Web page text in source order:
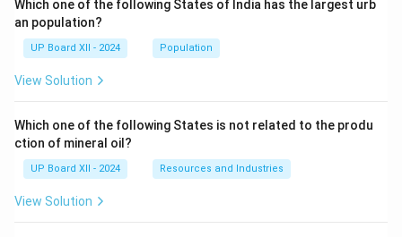
Which one of the following States of India has the largest urb
an population?
UP Board XII - 2024 Population
View Solution
Which one of the following States is not related to the produ
ction of mineral oil?
UP Board XII - 2024 Resources and Industries
View Solution